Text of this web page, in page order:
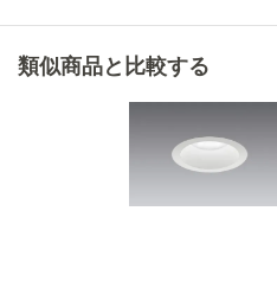
類似商品と比較する